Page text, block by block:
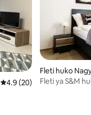
Ukadiriaji wa wastani wa
4.9 (20)
Fleti huko
Fleti ya S&M